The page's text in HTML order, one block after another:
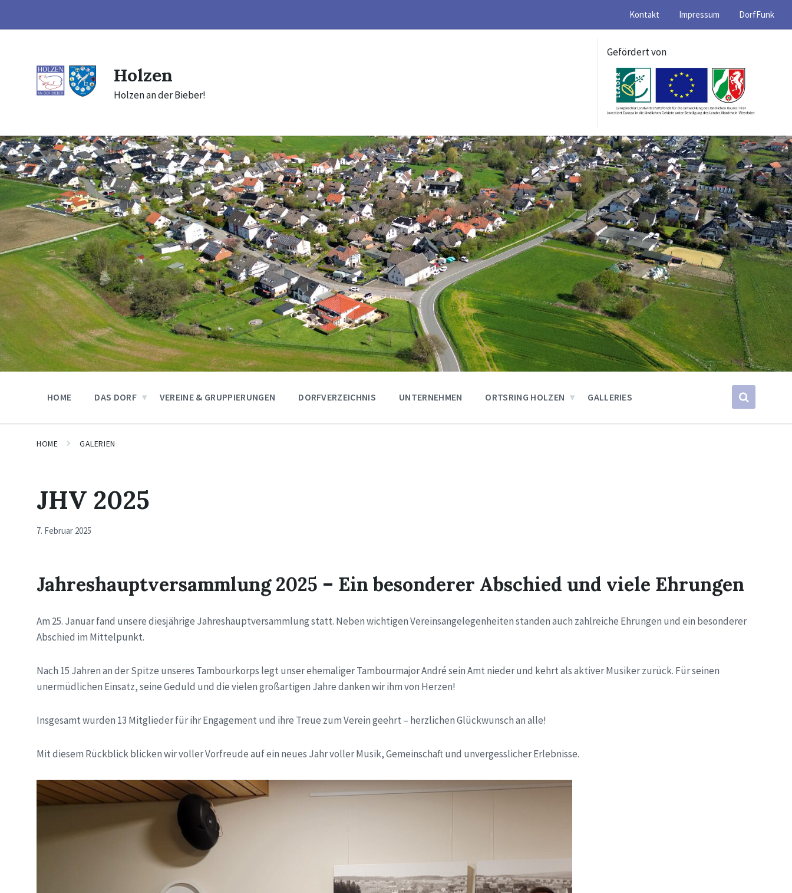
content
main
footer
Kontakt Impressum DorfFunk
Holzen
Holzen an der Bieber!
Gefördert von
HOME DAS DORF VEREINE & GRUPPIERUNGEN DORFVERZEICHNIS UNTERNEHMEN ORTSRING HOLZEN GALLERIES
HOME GALERIEN
JHV 2025
7. Februar 2025
Jahreshauptversammlung 2025 – Ein besonderer Abschied und viele Ehrungen
Am 25. Januar fand unsere diesjährige Jahreshauptversammlung statt. Neben wichtigen Vereinsangelegenheiten standen auch zahlreiche Ehrungen und ein besonderer
Abschied im Mittelpunkt.
Nach 15 Jahren an der Spitze unseres Tambourkorps legt unser ehemaliger Tambourmajor André sein Amt nieder und kehrt als aktiver Musiker zurück. Für seinen
unermüdlichen Einsatz, seine Geduld und die vielen großartigen Jahre danken wir ihm von Herzen!
Insgesamt wurden 13 Mitglieder für ihr Engagement und ihre Treue zum Verein geehrt – herzlichen Glückwunsch an alle!
Mit diesem Rückblick blicken wir voller Vorfreude auf ein neues Jahr voller Musik, Gemeinschaft und unvergesslicher Erlebnisse.